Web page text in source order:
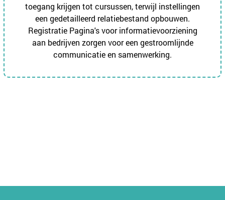
toegang krijgen tot cursussen, terwijl instellingen
een gedetailleerd relatiebestand opbouwen.
Registratie Pagina's voor informatievoorziening
aan bedrijven zorgen voor een gestroomlijnde
communicatie en samenwerking.